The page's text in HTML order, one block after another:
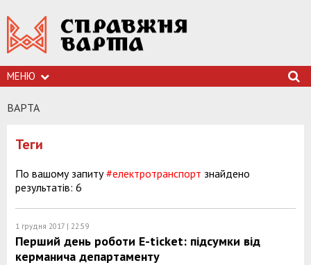
МЕНЮ
ВАРТА
Теги
По вашому запиту#електротранспорт знайдено
результатів: 6
1 грудня 2017 | 22:59
Перший день роботи E-ticket: підсумки від
керманича департаменту